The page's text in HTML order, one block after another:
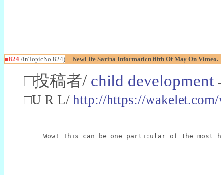
■824 /inTopicNo.824) NewLife Sarina Information fifth Of May On Vimeo.
□投稿者/ child development
□U R L/ http://https://
Wow! This can be one particular of the